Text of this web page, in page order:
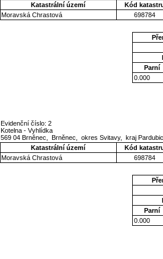
Katastrální území
Kód
Moravská Chrastová
698784
Parní
0.000
Evidenční číslo: 2
Kotelna - Vyhlídka
569 04 Brněnec, Brněnec, okres Svitavy, kraj
Katastrální území
Kód
Moravská Chrastová
698784
Parní
0.000